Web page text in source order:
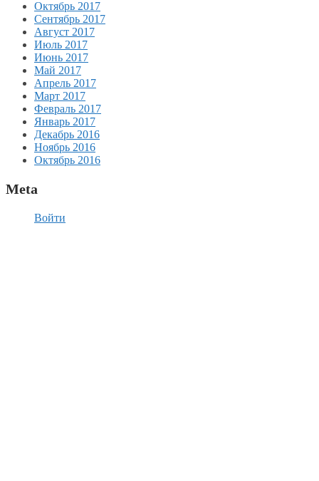
Октябрь 2017
Сентябрь 2017
Август 2017
Июль 2017
Июнь 2017
Май 2017
Апрель 2017
Март 2017
Февраль 2017
Январь 2017
Декабрь 2016
Ноябрь 2016
Октябрь 2016
Meta
Войти